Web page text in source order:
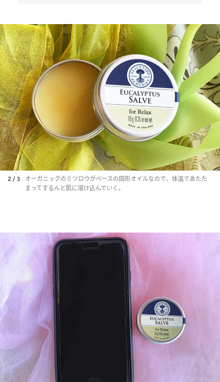
2 / 3
オーガニックのミツロウがベースの固形オイルなので、体温であたた
まってするんと肌に溶け込んでいく。